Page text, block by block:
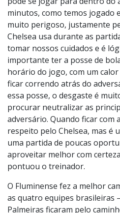
"É um jogo de xadrez.
mesma forma que eu tenho
o Fluminense. Será um jogo de
pode se jogar para dentro do
minutos, como temos jogado
muito perigoso, justamente
Chelsea usa durante as
tomar nossos cuidados e é
importante ter a posse de
horário do jogo, com um calor
ficar correndo atrás do
essa posse, o desgaste é
procurar neutralizar as
adversário. Quando ficar com
respeito pelo Chelsea, mas é
uma partida de poucas
aproveitar melhor com
pontuou o treinador.